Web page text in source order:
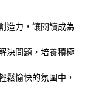
造力，讓閱讀成為
決問題，培養積極
鬆愉快的氛圍中，